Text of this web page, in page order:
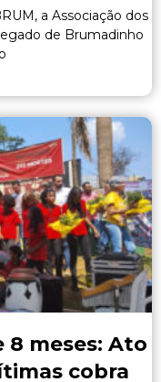
a Associação dos
de Brumadinho
8 meses: Ato
cobra